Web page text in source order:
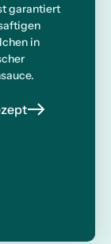
garantiert
in